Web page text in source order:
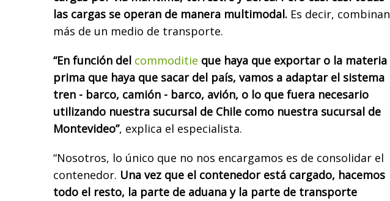
las cargas se operan de manera multimodal. Es decir, combinan
más de un medio de transporte.
“En función del commoditie que haya que exportar o la materia
prima que haya que sacar del país, vamos a adaptar el sistema
tren - barco, camión - barco, avión, o lo que fuera necesario
utilizando nuestra sucursal de Chile como nuestra sucursal de
Montevideo”, explica el especialista.
“Nosotros, lo único que no nos encargamos es de consolidar el
contenedor. Una vez que el contenedor está cargado, hacemos
todo el resto, la parte de aduana y la parte de transporte